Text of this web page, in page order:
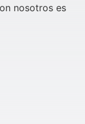
nosotros es